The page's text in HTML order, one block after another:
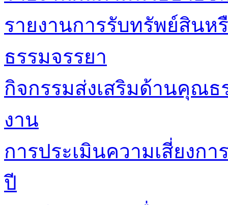
รายงานการรับทรัพย์สินห
ธรรมจรรยา
กิจกรรมส่งเสริมด้านคุณธ
งาน
การประเมินความเสี่ยงก
ปี